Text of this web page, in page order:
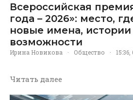
Всероссийская
года – 2026»: место,
новые имена, истории
возможности
Ирина Новикова · Общество · 15:36,
Читать далее